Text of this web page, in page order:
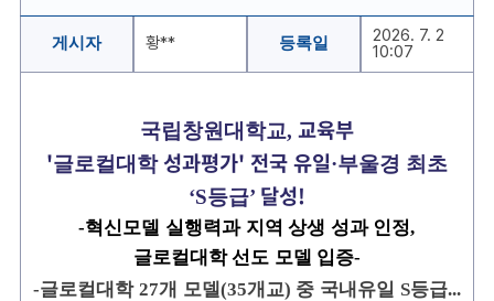
기
게시자 황** 등록일
2026. 7. 2
10:07
국립창원대학교, 교육부
'글로컬대학 성과평가' 전국 유일·부울경 최초
‘S등급’ 달성!
-혁신모델 실행력과 지역 상생 성과 인정,
글로컬대학 선도 모델 입증-
-글로컬대학 27개 모델(35개교) 중 국내유일 S등급...